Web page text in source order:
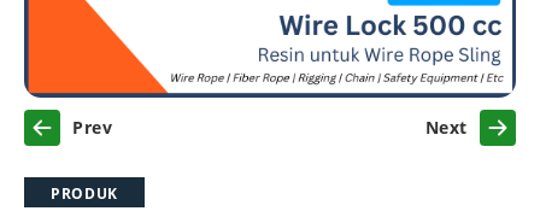
Previous Next
PRODUK